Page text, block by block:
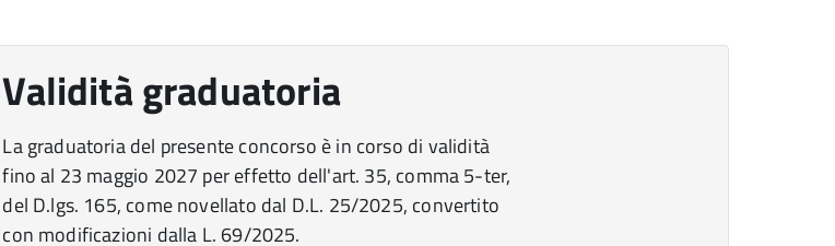
Validità graduatoria
La graduatoria del presente concorso è in corso di validità
fino al 23 maggio 2027 per effetto dell'art. 35, comma 5-ter,
del D.lgs. 165, come novellato dal D.L. 25/2025, convertito
con modificazioni dalla L. 69/2025.